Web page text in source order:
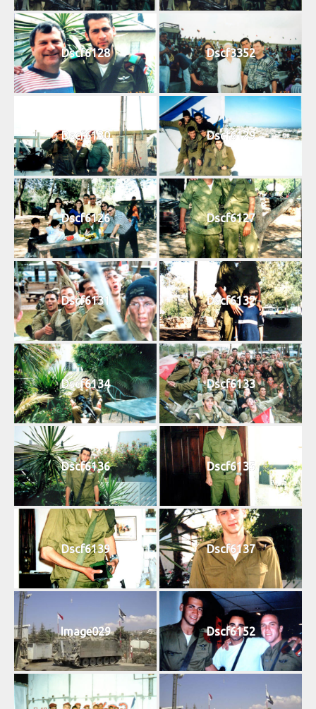
Dscf3352
Dscf6128
Dscf6129
Dscf6130
Dscf6127
Dscf6126
Dscf6132
Dscf6131
Dscf6133
Dscf6134
Dscf6135
Dscf6136
Dscf6137
Dscf6139
Dscf6152
Image029